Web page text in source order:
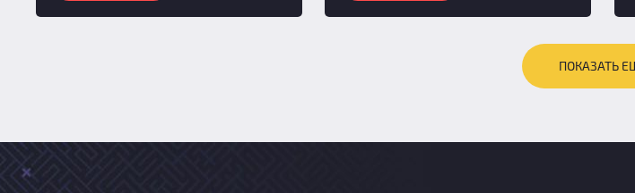
ПОКАЗАТЬ